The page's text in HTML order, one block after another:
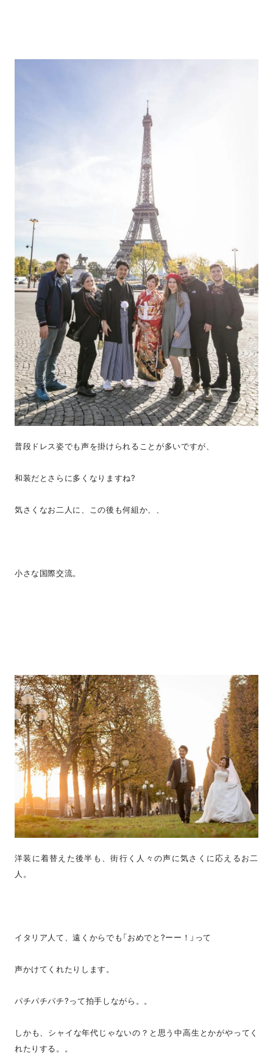
普段ドレス姿でも声を掛けられることが多いですが、
和装だとさらに多くなりますね?
気さくなお二人に、この後も何組か、、
小さな国際交流。
洋装に着替えた後半も、街行く人々の声に気さくに応えるお二
人。
イタリア人て、遠くからでも「おめでと?ーー！」って
声かけてくれたりします。
パチパチパチ?って拍手しながら。。
しかも、シャイな年代じゃないの？と思う中高生とかがやってく
れたりする。。